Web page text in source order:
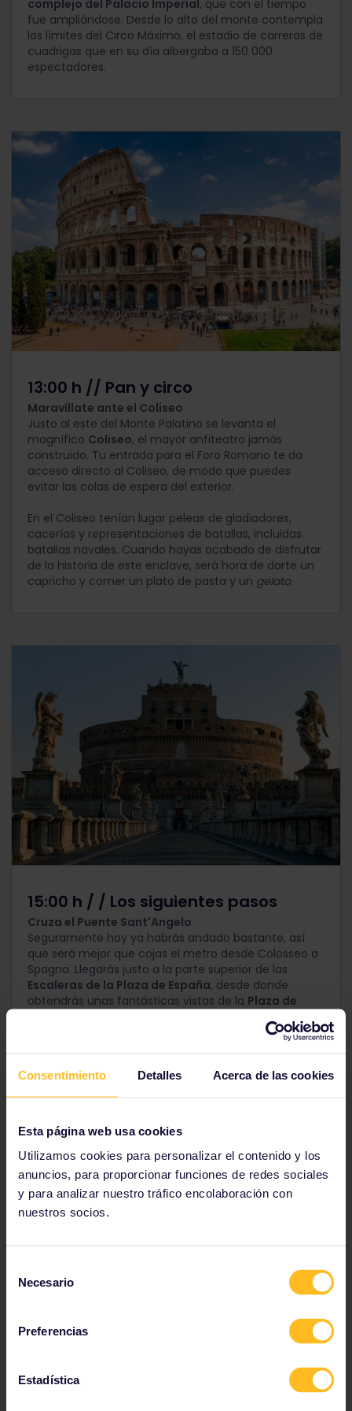
Consentimiento Detalles Acerca de las cookies
Esta página web usa cookies
Utilizamos cookies para personalizar el contenido y los
anuncios, para proporcionar funciones de redes sociales
y para analizar nuestro tráfico encolaboración con
nuestros socios.
Necesario
Preferencias
Estadística
complejo del Palacio Imperial, que con el tiempo
fue ampliándose. Desde lo alto del monte contempla
los límites del Circo Máximo, el estadio de carreras de
cuadrigas que en su día albergaba a 150 000
espectadores.
13:00 h // Pan y circo
Maravíllate ante el Coliseo
Justo al este del Monte Palatino se levanta el
magnífico Coliseo, el mayor anfiteatro jamás
construido. Tu entrada para el Foro Romano te da
acceso directo al Coliseo, de modo que puedes
evitar las colas de espera del exterior.
En el Coliseo tenían lugar peleas de gladiadores,
cacerías y representaciones de batallas, incluidas
batallas navales. Cuando hayas acabado de disfrutar
de la historia de este enclave, será hora de darte un
capricho y comer un plato de pasta y un gelato.
15:00 h / / Los siguientes pasos
Cruza el Puente Sant'Angelo
Seguramente hoy ya habrás andado bastante, así
que será mejor que cojas el metro desde Colosseo a
Spagna. Llegarás justo a la parte superior de las
Escaleras de la Plaza de España, desde donde
obtendrás unas fantásticas vistas de la Plaza de
y llegarás alcastillo de Sant'Angelo. Construido
originariamente como mausoleo para el emperador
prisión.